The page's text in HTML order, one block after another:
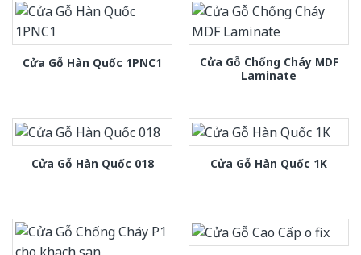
Cửa Gỗ Hàn Quốc 1PNC1
Cửa Gỗ Chống Cháy MDF
Laminate
Cửa Gỗ Hàn Quốc 018 Cửa Gỗ Hàn Quốc 1K